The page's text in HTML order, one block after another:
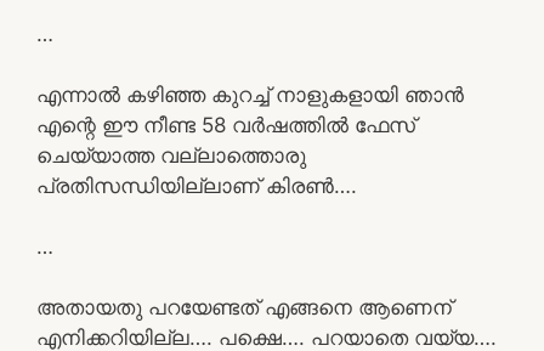
…
എന്നാൽ കഴിഞ്ഞ കുറച്ച് നാളുകളായി ഞാൻ
എന്റെ ഈ നീണ്ട 58 വർഷത്തിൽ ഫേസ്
ചെയ്യാത്ത വല്ലാത്തൊരു
പ്രതിസന്ധിയില്ലാണ് കിരൺ….
…
അതായതു പറയേണ്ടത് എങ്ങനെ ആണെന്
എനിക്കറിയില്ല…. പക്ഷെ…. പറയാതെ വയ്യ….